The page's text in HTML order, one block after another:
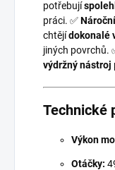
potřebují
práci. ✅
chtějídokonalé
jiných povrchů.
výdržný nástroj
Technické
Výkon
Otáčky: